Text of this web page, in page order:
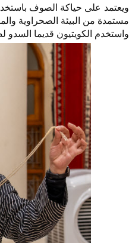
ويعتمد على حياكة الصوف
مستمدة من البيئة الصحراوية
واستخدم الكويتيون قديما السدو